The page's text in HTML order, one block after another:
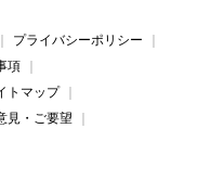
プライバシーポリシー
項
トマップ
見・ご要望